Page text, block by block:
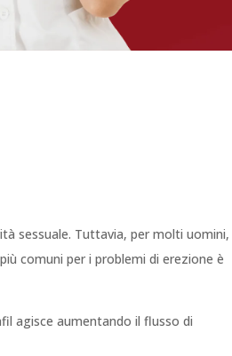
sessuale. Tuttavia, per molti uomini,
comuni per i problemi di erezione è
agisce aumentando il flusso di